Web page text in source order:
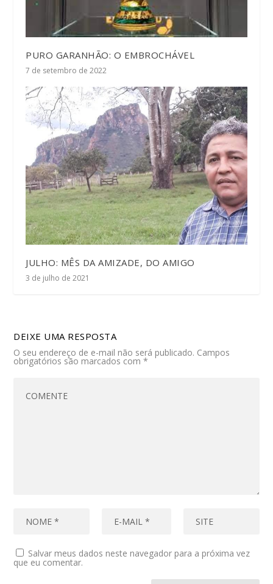
PURO GARANHÃO: O EMBROCHÁVEL
7 de setembro de 2022
JULHO: MÊS DA AMIZADE, DO AMIGO
3 de julho de 2021
DEIXE UMA RESPOSTA
O seu endereço de e-mail não será publicado. Campos
obrigatórios são marcados com*
Salvar meus dados neste navegador para a próxima vez
que eu comentar.